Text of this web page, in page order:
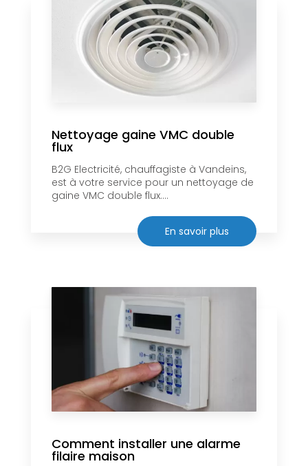
Nettoyage gaine VMC double
flux
B2G Electricité, chauffagiste à Vandeins,
est à votre service pour un nettoyage de
gaine VMC double flux....
En savoir plus
Comment installer une alarme
filaire maison